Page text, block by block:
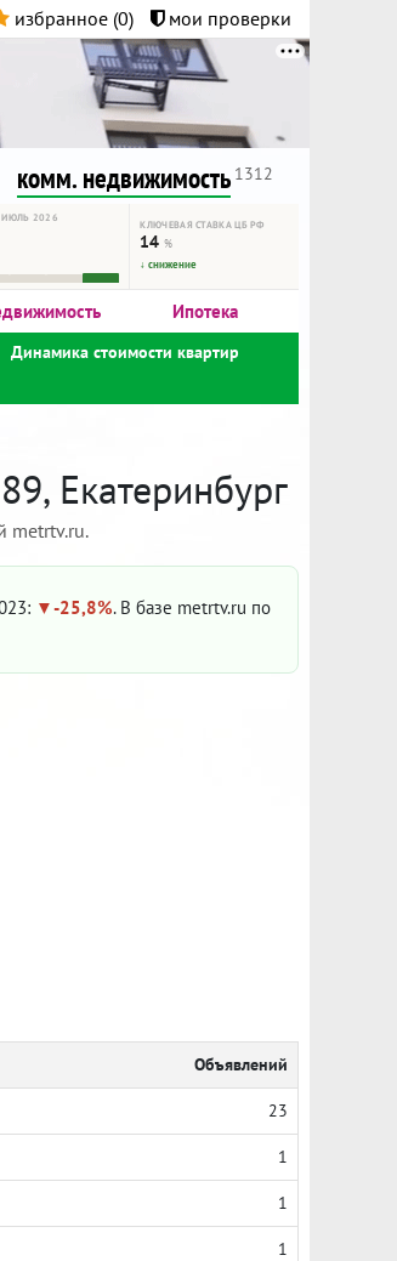
избранное (0) мои проверки
комм. недвижимость 1312
ИЮЛЬ 2026
КЛЮЧЕВАЯ СТАВКА ЦБ РФ
14%
↓ снижение
Ипотека
Динамика стоимости квартир
Екатеринбург
metrtv.ru.
-25,8%. В базе metrtv.ru по
Объявлений
23
1
1
1